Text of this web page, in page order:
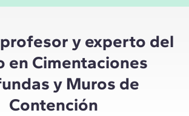
y experto del
en Cimentaciones
y Muros de
Contención